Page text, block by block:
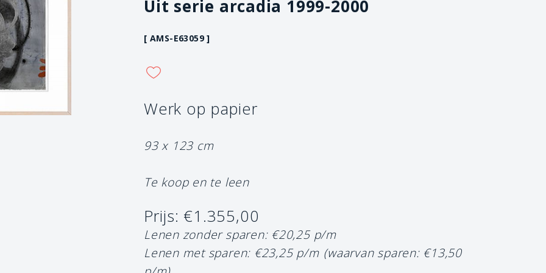
Uit serie arcadia 1999-2000
[ AMS-E63059 ]
Werk op papier
93 x 123 cm
Te koop en te leen
Prijs: €1.355,00
Lenen zonder sparen: €20,25 p/m
Lenen met sparen: €23,25 p/m (waarvan sparen: €13,50